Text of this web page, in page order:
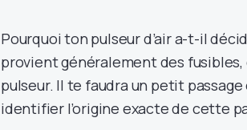
Pourquoi ton pulseur d’air a-t-il
provient généralement des
pulseur. Il te faudra un petit
identifier l’origine exacte de cette